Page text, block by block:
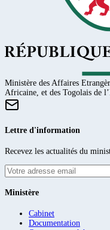
Ministère des Affaires
Africaine, et des Togolais de
Lettre d'information
Recevez les actualités du
Ministère
Cabinet
Documentation